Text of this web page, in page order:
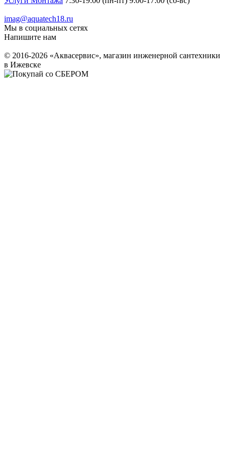
imag@aquatech18.ru
Мы в социальных сетях
Напишите нам
© 2016-2026 «Аквасервис», магазин инженерной сантехники
в Ижевске